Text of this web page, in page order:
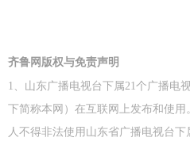
齐鲁网版权与免责声明
1、山东广播电视台下属21个广播电
下简称本网）在互联网上发布和使
人不得非法使用山东省广播电视台